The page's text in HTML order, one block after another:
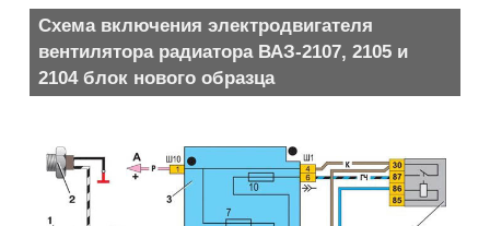
Схема включения электродвигателя
вентилятора радиатора ВАЗ-2107, 2105 и
2104 блок нового образца